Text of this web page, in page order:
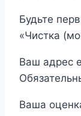
Будьте
«Чистка
Ваш адрес
Ваша